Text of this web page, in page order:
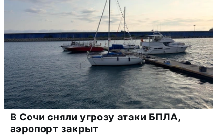
В Сочи сняли угрозу атаки БПЛА,
аэропорт закрыт